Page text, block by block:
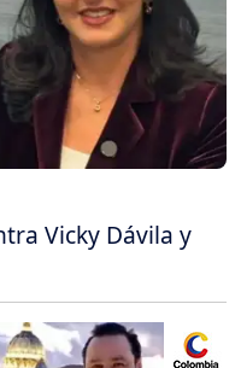
Vicky Dávila y